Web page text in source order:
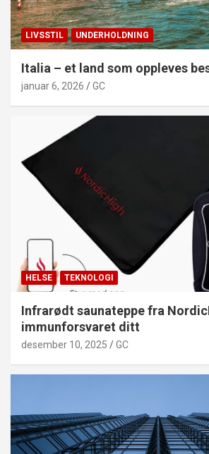
LIVSSTIL UNDERHOLDNING
Italia – et land som oppleves
januar 6, 2026 GC
HELSE TEKNOLOGI
Infrarødt saunateppe fra
immunforsvaret ditt
desember 10, 2025 GC